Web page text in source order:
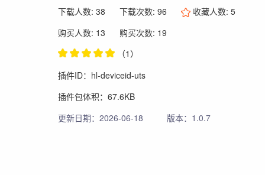
下载人数: 38 下载次数: 96 收藏人数:5
购买人数: 13
购买次数: 19
（1）
插件ID：hl-deviceid-uts
插件包体积：67.6KB
更新日期：2026-06-18
版本：1.0.7